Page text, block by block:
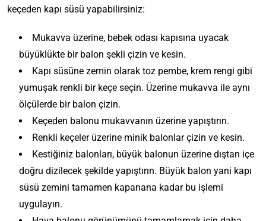
keçeden kapı süsü yapabilirsiniz:
Mukavva üzerine, bebek odası kapısına uyacak
büyüklükte bir balon şekli çizin ve kesin.
Kapı süsüne zemin olarak toz pembe, krem rengi gibi
yumuşak renkli bir keçe seçin. Üzerine mukavva ile aynı
ölçülerde bir balon çizin.
Keçeden balonu mukavvanın üzerine yapıştırın.
Renkli keçeler üzerine minik balonlar çizin ve kesin.
Kestiğiniz balonları, büyük balonun üzerine dıştan içe
doğru dizilecek şekilde yapıştırın. Büyük balon yani kapı
süsü zemini tamamen kapanana kadar bu işlemi
uygulayın.